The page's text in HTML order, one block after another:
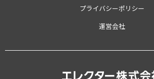
プライバシーポリシー
運営会社